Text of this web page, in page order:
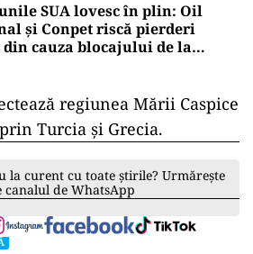
SUA lovesc în plin: Oil
și Conpet riscă pierderi
cauza blocajului de la
regiunea Mării Caspice
Turcia şi Grecia.
la curent cu toate știrile? Urmărește
canalul de WhatsApp